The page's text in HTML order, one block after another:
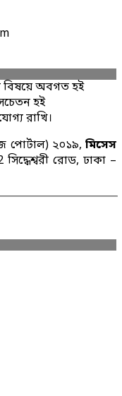
বিষয়ে অবগত হই
হই
রাখি।
পোর্টাল) ২০১৯, মিসেস
রোড, ঢাকা –